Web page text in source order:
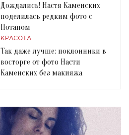
Дождались! Настя Каменских
поделилась редким фото с
Потапом
КРАСОТА
Так даже лучше: поклонники в
восторге от фото Насти
Каменских без макияжа